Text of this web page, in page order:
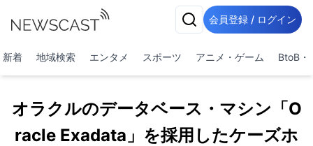
会員登録 / ログイン
新着 地域検索 エンタメ スポーツ アニメ・ゲーム BtoB・
オラクルのデータベース・マシン「O
racle Exadata」を採用したケーズホ